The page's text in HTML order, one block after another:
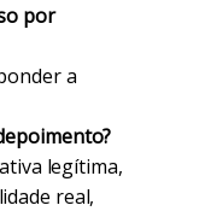
por
a
legítima,
real,